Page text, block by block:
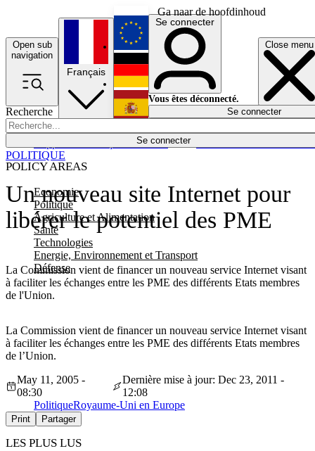
Ga naar de hoofdinhoud
Open sub
navigation
Close menu
Recherche
Se connecter
POLICY AREAS
Economie
Politique
Agriculture et Alimentation
Santé
Technologies
Energie, Environnement et Transport
Défense
Économie
Français
English
Deutsch
Español
Se connecter
Vous êtes déconnecté.
Se connecter
Un nouveau site Internet pour
libérer le potentiel des PME
La Commission vient de financer un nouveau service Internet visant
à faciliter les échanges entre les PME des différents Etats membres
de l'Union.
POLITIQUE
La Commission vient de financer un nouveau service Internet visant
à faciliter les échanges entre les PME des différents Etats membres
de l’Union.
May 11, 2005 -
08:30
Dernière mise à jour: Dec 23, 2011 -
12:08
PolitiqueRoyaume-Uni en Europe
Print Partager
LES PLUS LUS